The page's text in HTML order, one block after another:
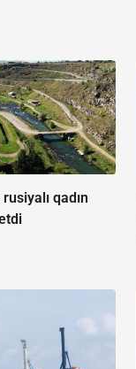
qadın